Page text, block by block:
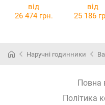
від
26 474 грн.
від
25 186
Наручні годинники
Повна
Політика